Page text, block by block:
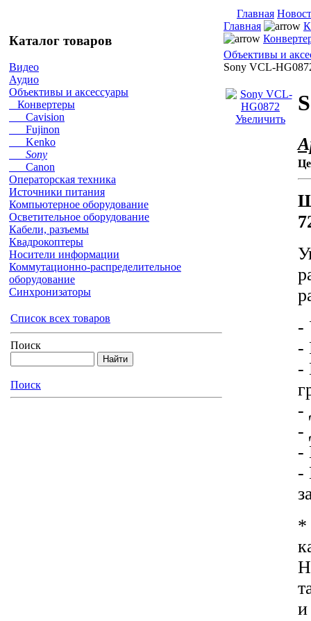
Главная
Каталог товаров
Видео
Аудио
Объективы и аксессуары
Конвертеры
Cavision
Fujinon
Kenko
Sony
Canon
Операторская техника
Источники питания
Компьютерное оборудование
Осветительное оборудование
Кабели, разъемы
Квадрокоптеры
Носители информации
Коммутационно-распределительное
оборудование
Синхронизаторы
Список всех товаров
Поиск
Поиск
Главная
Объективы и
Sony VCL-
Увеличить
-
-
-
-
-
-
-
*